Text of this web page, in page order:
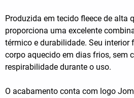
Produzida em tecido fleece de alta
proporciona uma excelente
térmico e durabilidade. Seu interior
corpo aquecido em dias frios, sem
respirabilidade durante o uso.
O acabamento conta com logo